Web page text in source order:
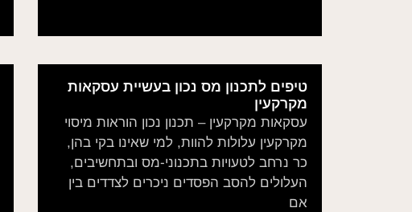
טיפים לתכנון מס נכון בעשיית עסקאות
מקרקעין
עסקאות מקרקעין – תכנון נכון הוראות מיסוי
מקרקעין עלולות להוות, למי שאינו בקי בהן,
כר נרחב לטעויות בתכנוני-מס ובתחשיבים,
העלולים להסב הפסדים ניכרים לצדדים בין
אם